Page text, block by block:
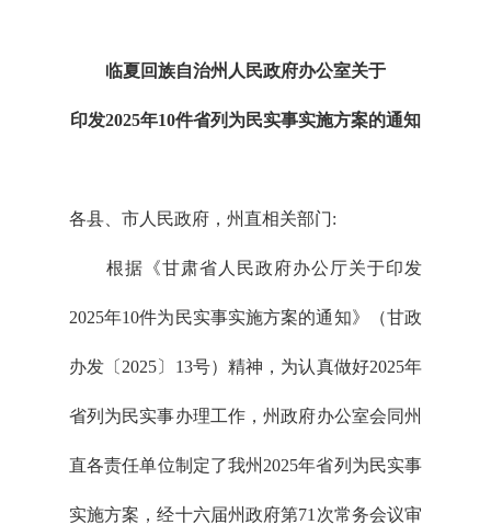
临夏回族自治州人民政府办公室关于
印发2025年10件省列为民实事实施方案的通知
各县、市人民政府，州直相关部门:
根据《甘肃省人民政府办公厅关于印发
2025年10件为民实事实施方案的通知》（甘政
办发〔2025〕13号）精神，为认真做好2025年
省列为民实事办理工作，州政府办公室会同州
直各责任单位制定了我州2025年省列为民实事
实施方案，经十六届州政府第71次常务会议审